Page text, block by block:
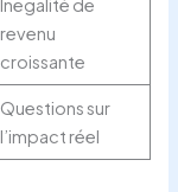
Inegalité de
revenu
croissante
Questions sur
l’impact réel